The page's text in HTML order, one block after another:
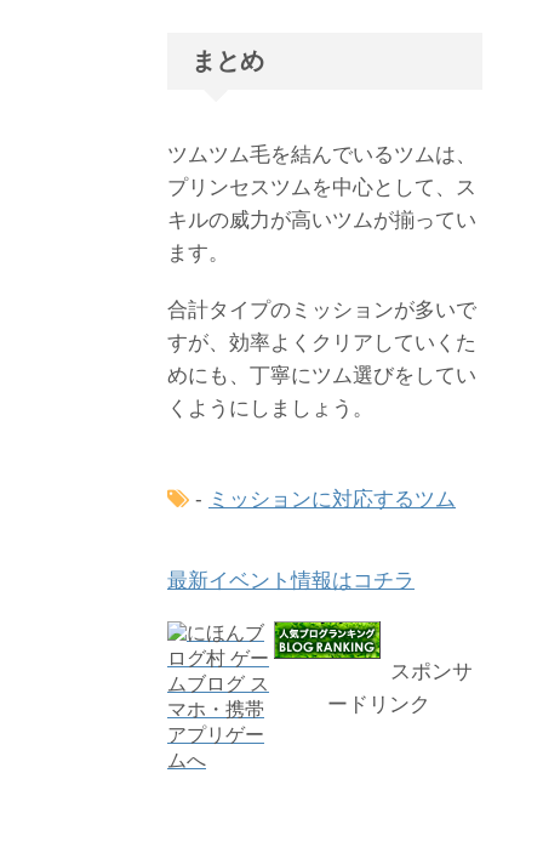
まとめ
ツムツム毛を結んでいるツムは、
プリンセスツムを中心として、ス
キルの威力が高いツムが揃ってい
ます。
合計タイプのミッションが多いで
すが、効率よくクリアしていくた
めにも、丁寧にツム選びをしてい
くようにしましょう。
- ミッションに対応するツム
最新イベント情報はコチラ
スポンサ
ードリンク